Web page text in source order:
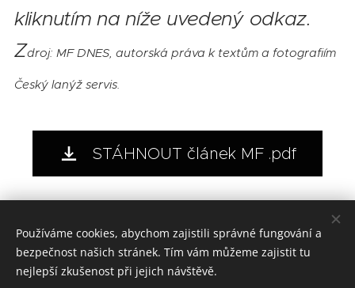
kliknutím na níže uvedený odkaz.
Zdroj: MF DNES, autorská práva k textům a fotografiím
Český lanýž servis.
STÁHNOUT článek MF .pdf
Používáme cookies, abychom zajistili správné fungování a
bezpečnost našich stránek. Tím vám můžeme zajistit tu
nejlepší zkušenost při jejich návštěvě.